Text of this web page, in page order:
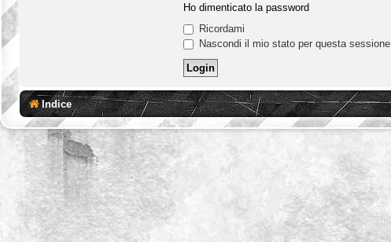
Ho dimenticato la password
Ricordami
Nascondi il mio stato per questa sessione
Indice